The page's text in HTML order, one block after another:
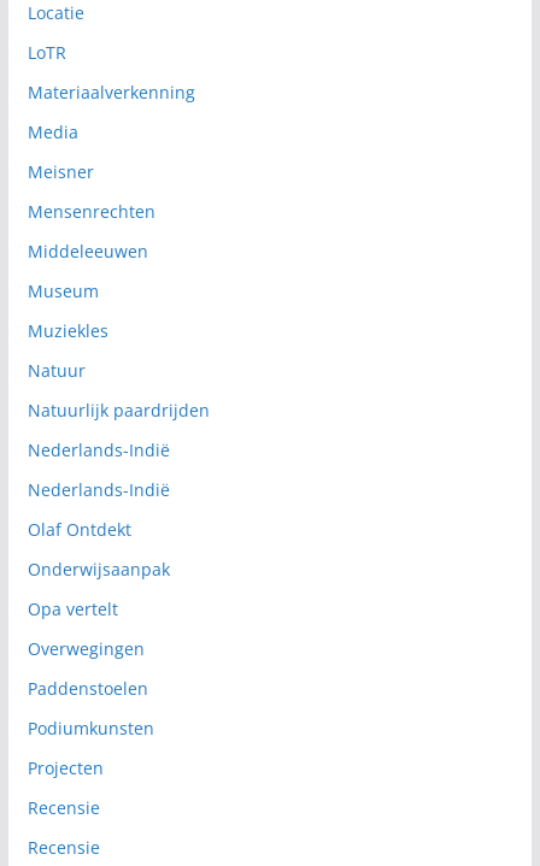
Locatie
LoTR
Materiaalverkenning
Media
Meisner
Mensenrechten
Middeleeuwen
Museum
Muziekles
Natuur
Natuurlijk paardrijden
Nederlands-Indië
Nederlands-Indië
Olaf Ontdekt
Onderwijsaanpak
Opa vertelt
Overwegingen
Paddenstoelen
Podiumkunsten
Projecten
Recensie
Recensie